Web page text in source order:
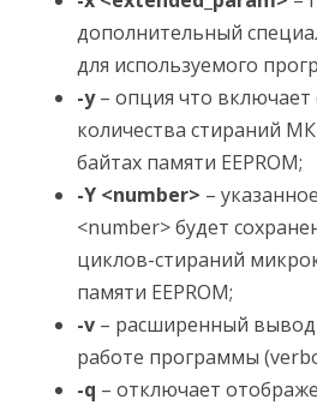
дополнительный
для используемого
-y– опция что включает
количества стираний
байтах памяти EEPROM;
-Y <number> –
<number> будет
циклов-стираний
памяти EEPROM;
-v – расширенный
работе программы
-q – отключает